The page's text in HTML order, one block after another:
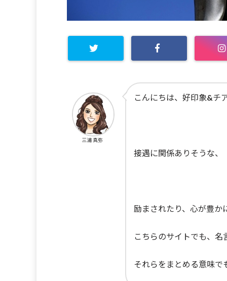
こんにちは、好印象&チ
接遇に関係ありそうな
励まされたり、心が豊か
こちらのサイトでも、名
それらをまとめる意味で
三浦 真弥